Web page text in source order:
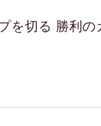
を切る 勝利